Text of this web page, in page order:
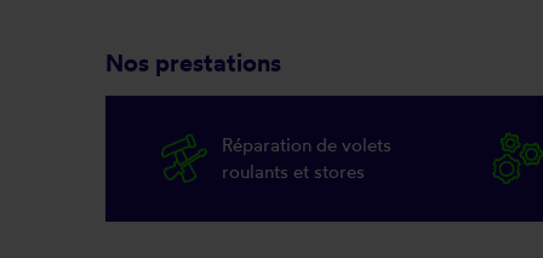
Nos prestations
Réparation de volets
roulants et stores